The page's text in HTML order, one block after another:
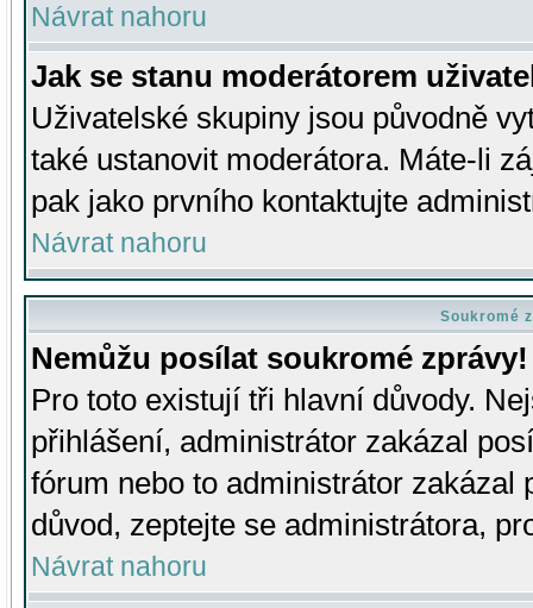
Návrat nahoru
Jak se stanu moderátorem
Uživatelské skupiny jsou původně
také ustanovit moderátora. Máte-li
pak jako prvního kontaktujte
Návrat nahoru
Soukromé
Nemůžu posílat soukromé zprávy!
Pro toto existují tři hlavní důvody.
přihlášení, administrátor zakázal
fórum nebo to administrátor zakázal
důvod, zeptejte se administrátora,
Návrat nahoru